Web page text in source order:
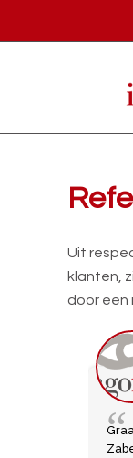
Uit
klanten,
door een